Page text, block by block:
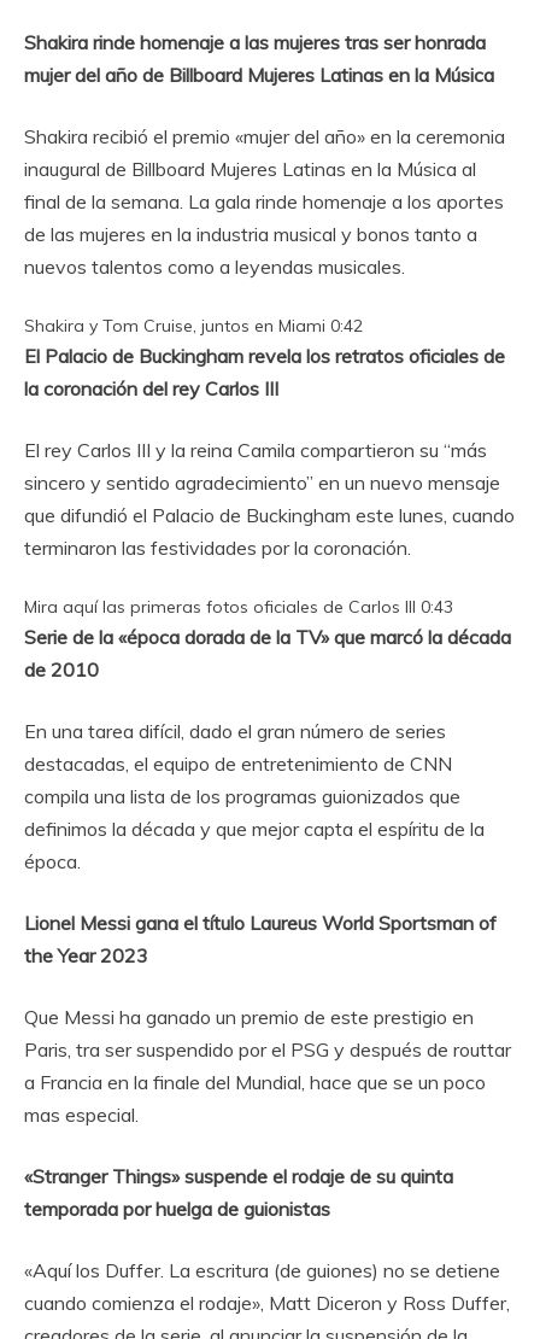
Shakira rinde homenaje a las mujeres tras ser honrada
mujer del año de Billboard Mujeres Latinas en la Música
Shakira recibió el premio «mujer del año» en la ceremonia
inaugural de Billboard Mujeres Latinas en la Música al
final de la semana. La gala rinde homenaje a los aportes
de las mujeres en la industria musical y bonos tanto a
nuevos talentos como a leyendas musicales.
Shakira y Tom Cruise, juntos en Miami 0:42
El Palacio de Buckingham revela los retratos oficiales de
la coronación del rey Carlos III
El rey Carlos III y la reina Camila compartieron su “más
sincero y sentido agradecimiento” en un nuevo mensaje
que difundió el Palacio de Buckingham este lunes, cuando
terminaron las festividades por la coronación.
Mira aquí las primeras fotos oficiales de Carlos III 0:43
Serie de la «época dorada de la TV» que marcó la década
de 2010
En una tarea difícil, dado el gran número de series
destacadas, el equipo de entretenimiento de CNN
compila una lista de los programas guionizados que
definimos la década y que mejor capta el espíritu de la
época.
Lionel Messi gana el título Laureus World Sportsman of
the Year 2023
Que Messi ha ganado un premio de este prestigio en
Paris, tra ser suspendido por el PSG y después de routtar
a Francia en la finale del Mundial, hace que se un poco
mas especial.
«Stranger Things» suspende el rodaje de su quinta
temporada por huelga de guionistas
«Aquí los Duffer. La escritura (de guiones) no se detiene
cuando comienza el rodaje», Matt Diceron y Ross Duffer,